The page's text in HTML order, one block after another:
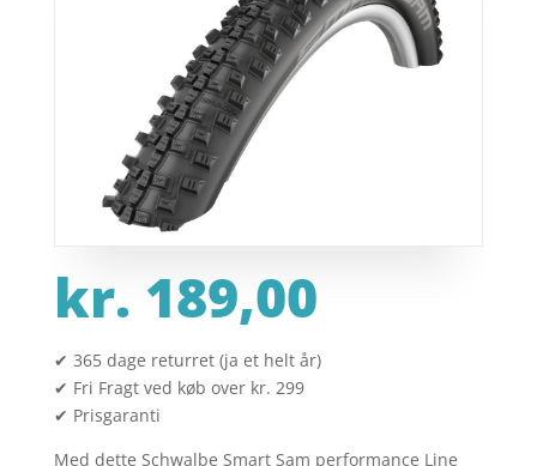
kr. 189,00
✔ 365 dage returret (ja et helt år)
✔ Fri Fragt ved køb over kr. 299
✔ Prisgaranti
Med dette Schwalbe Smart Sam performance Line